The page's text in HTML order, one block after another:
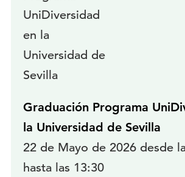
Graduación Programa
la Universidad de Sevilla
22 de Mayo de 2026 desde
hasta las 13:30